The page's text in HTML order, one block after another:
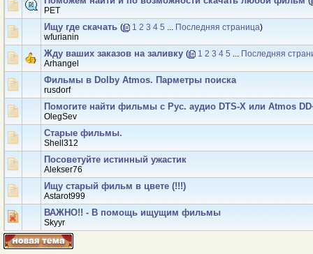
PET
Ищу где скачать ( 1 2 3 4 5 ... Последняя страница)
wfurianin
Жду ваших заказов на заливку ( 1 2 3 4 5 ... Последняя
Arhangel
Фильмы в Dolby Atmos. Парметры поиска
rusdorf
Помогите найти фильмы с Рус. аудио DTS-Х или Atmos
OlegSev
Старые фильмы.
Shell312
Посоветуйте истинный ужастик
Alekser76
Ищу старый фильм в цвете (!!!)
Аstarot999
ВАЖНО!! - В помощь ищущим фильмы
Skyyr